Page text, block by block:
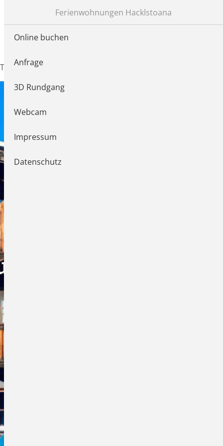
+43 650 943 52 68
Ferienwohnungen Hacklstoana
Online buchen
Anfrage
3D Rundgang
Webcam
Impressum
Datenschutz